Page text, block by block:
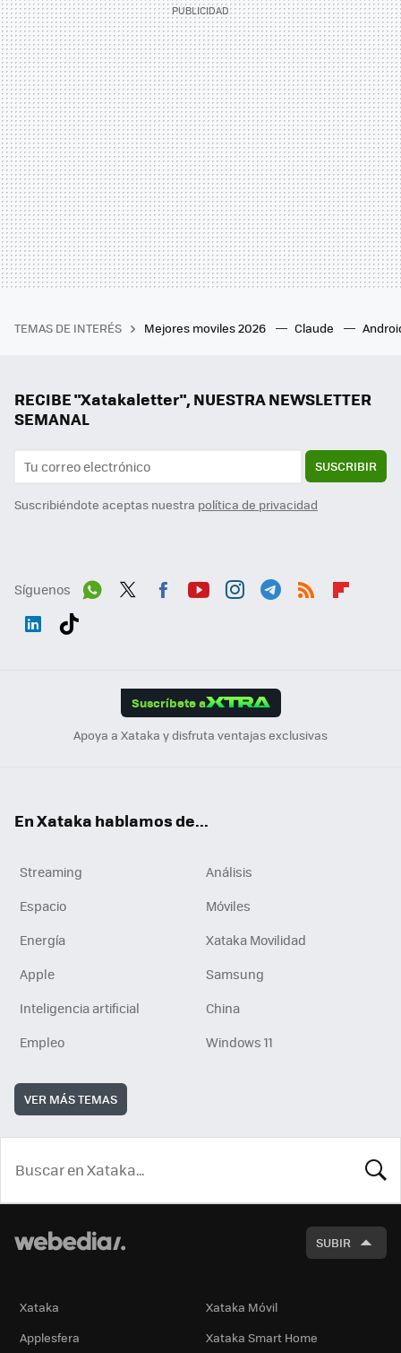
TEMAS DE INTERÉS Mejores moviles 2026 Claude
RECIBE "Xatakaletter", NUESTRA NEWSLETTER
SEMANAL
SUSCRIBIR
Suscribiéndote aceptas nuestra política de privacidad
Síguenos
Suscríbete a
Apoya a Xataka y disfruta ventajas exclusivas
En Xataka hablamos de...
Streaming
Análisis
Espacio
Móviles
Energía
Xataka Movilidad
Apple
Samsung
Inteligencia artificial
China
Empleo
Windows 11
VER MÁS TEMAS
SUBIR
Xataka
Xataka Móvil
Applesfera
Xataka Smart Home